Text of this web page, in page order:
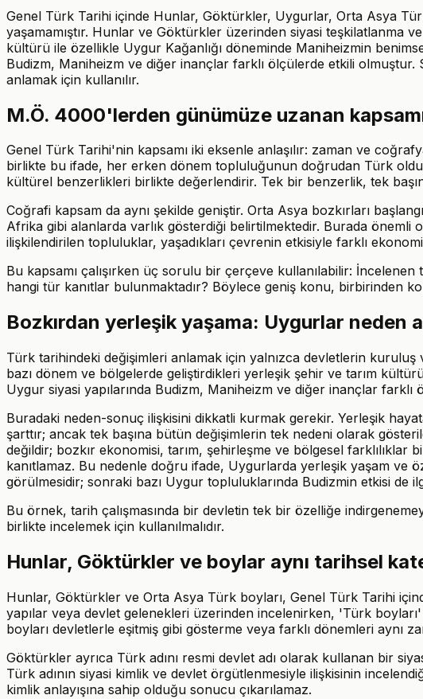
Genel Türk Tarihi içinde Hunlar, Göktürkler, Uygurlar, Orta Asya
yaşamamıştır. Hunlar ve Göktürkler üzerinden siyasi teşkilatlanma
kültürü ile özellikle Uygur Kağanlığı döneminde Maniheizmin
Budizm, Maniheizm ve diğer inançlar farklı ölçülerde etkili olmuştur.
anlamak için kullanılır.
M.Ö. 4000'lerden günümüze uzanan kapsamı
Genel Türk Tarihi'nin kapsamı iki eksenle anlaşılır: zaman ve
birlikte bu ifade, her erken dönem topluluğunun doğrudan Türk
kültürel benzerlikleri birlikte değerlendirir. Tek bir benzerlik, tek
Coğrafi kapsam da aynı şekilde geniştir. Orta Asya bozkırları
Afrika gibi alanlarda varlık gösterdiği belirtilmektedir. Burada
ilişkilendirilen topluluklar, yaşadıkları çevrenin etkisiyle farklı
Bu kapsamı çalışırken üç sorulu bir çerçeve kullanılabilir:
hangi tür kanıtlar bulunmaktadır? Böylece geniş konu, birbirinden
Bozkırdan yerleşik yaşama: Uygurlar neden
Türk tarihindeki değişimleri anlamak için yalnızca devletlerin
bazı dönem ve bölgelerde geliştirdikleri yerleşik şehir ve tarım
Uygur siyasi yapılarında Budizm, Maniheizm ve diğer inançlar farklı
Buradaki neden-sonuç ilişkisini dikkatli kurmak gerekir. Yerleşik
şarttır; ancak tek başına bütün değişimlerin tek nedeni olarak
değildir; bozkır ekonomisi, tarım, şehirleşme ve bölgesel
kanıtlamaz. Bu nedenle doğru ifade, Uygurlarda yerleşik yaşam ve
görülmesidir; sonraki bazı Uygur topluluklarında Budizmin etkisi de
Bu örnek, tarih çalışmasında bir devletin tek bir özelliğe
birlikte incelemek için kullanılmalıdır.
Hunlar, Göktürkler ve boylar aynı tarihsel
Hunlar, Göktürkler ve Orta Asya Türk boyları, Genel Türk Tarihi
yapılar veya devlet gelenekleri üzerinden incelenirken, 'Türk
boyları devletlerle eşitmiş gibi gösterme veya farklı dönemleri aynı
Göktürkler ayrıca Türk adını resmi devlet adı olarak kullanan bir
Türk adının siyasi kimlik ve devlet örgütlenmesiyle ilişkisinin
kimlik anlayışına sahip olduğu sonucu çıkarılamaz.